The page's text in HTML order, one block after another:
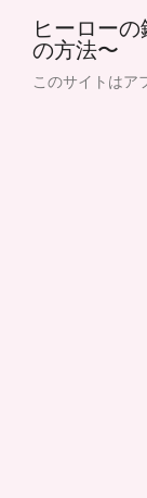
ヒーロー
の方法〜
このサイトはア